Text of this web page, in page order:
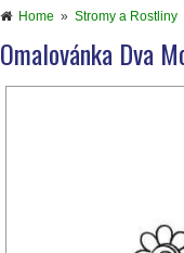
Home » Stromy a Rostliny
Omalovánka Dva